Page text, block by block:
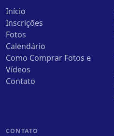
Início
Inscrições
Fotos
Calendário
Como Comprar Fotos e
Vídeos
Contato
CONTATO